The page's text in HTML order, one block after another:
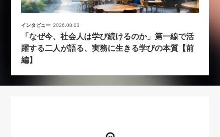
インタビュー 2026.08.03
「なぜ今、社会人は学び続けるのか」第一線で活
躍する二人が語る、実務に生きる学びの本質【前
編】